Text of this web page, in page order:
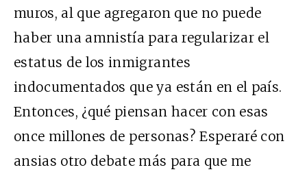
muros, al que agregaron que no puede
haber una amnistía para regularizar el
estatus de los inmigrantes
indocumentados que ya están en el país.
Entonces, ¿qué piensan hacer con esas
once millones de personas? Esperaré con
ansias otro debate más para que me